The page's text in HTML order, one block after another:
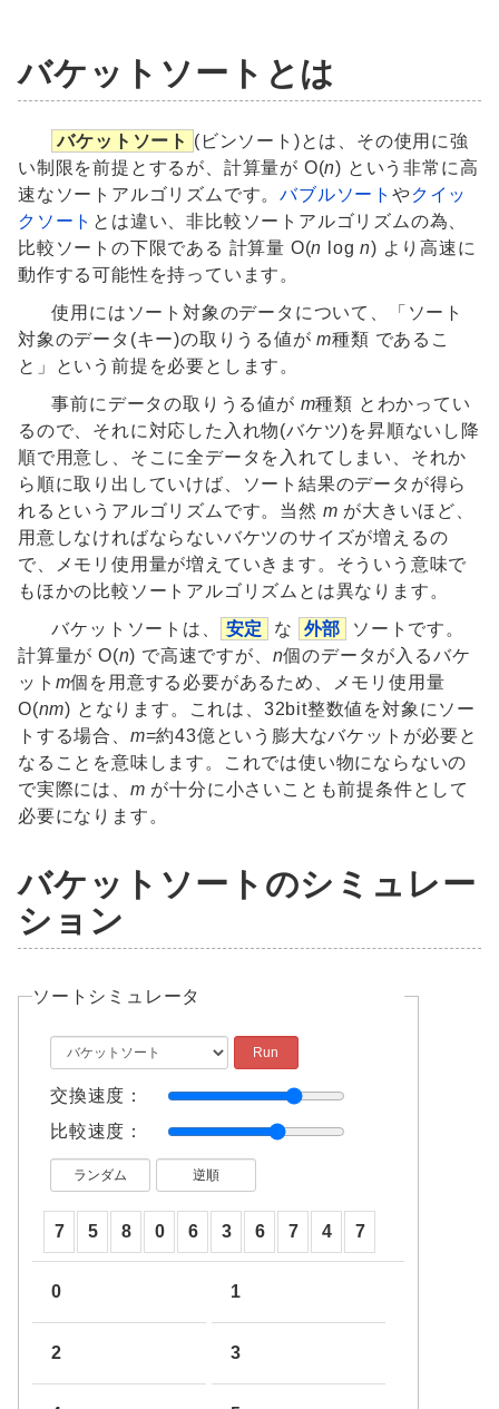
バケットソートとは
バケットソート (ビンソート)とは、その使用に強
い制限を前提とするが、計算量が O(n) という非常に高
速なソートアルゴリズムです。バブルソートやクイッ
クソート とは違い、非比較ソートアルゴリズムの為、
比較ソートの下限である 計算量 O(n logn) より高速に
動作する可能性を持っています。
使用にはソート対象のデータについて、「ソート
対象のデータ(キー)の取りうる値がm種類 であるこ
と」という前提を必要とします。
事前にデータの取りうる値が m種類 とわかってい
るので、それに対応した入れ物(バケツ)を昇順ないし降
順で用意し、そこに全データを入れてしまい、それか
ら順に取り出していけば、ソート結果のデータが得ら
れるというアルゴリズムです。当然 m が大きいほど、
用意しなければならないバケツのサイズが増えるの
で、メモリ使用量が増えていきます。そういう意味で
もほかの比較ソートアルゴリズムとは異なります。
バケットソートは、
安定 な 外部
ソートです。
計算量が O(n) で高速ですが、 n個のデータが入るバケ
ット m個を用意する必要があるため、メモリ使用量
O(nm) となります。これは、32bit整数値を対象にソー
トする場合、 m=約43億という膨大なバケットが必要と
なることを意味します。これでは使い物にならないの
で実際には、 m が十分に小さいことも前提条件として
必要になります。
バケットソートのシミュレー
ション
ソートシミュレータ
交換速度：
比較速度：
0 1
2 3